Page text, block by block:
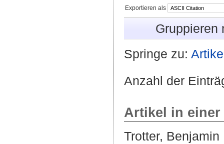
Exportieren als
Gruppieren
Springe zu:
Anzahl der
Artikel in
Trotter, Benjamin